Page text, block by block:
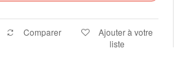
Comparer
Ajouter à votre
liste